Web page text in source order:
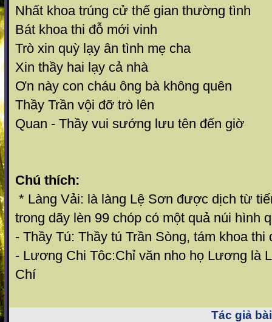
Nhất khoa trúng cử thế gian thường tình
Bát khoa thi đỗ mới vinh
Trò xin quỳ lạy ân tình mẹ cha
Xin thầy hai lạy cả nhà
Ơn này con cháu ông bà không quên
Thầy Trần vội đỡ trò lên
Quan - Thầy vui sướng lưu tên đến giờ
Chú thích:
* Làng Vải: là làng Lệ Sơn được dịch từ
trong dãy lèn 99 chóp có một quả núi hình
- Thầy Tú: Thầy tú Trần Sòng, tám khoa thi
- Lương Chi Tôc:Chỉ văn nho họ Lương là
Chí
Tác giả